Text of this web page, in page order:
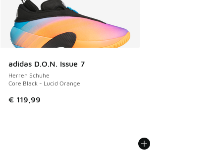
adidas D.O.N. Issue 7
Herren Schuhe
Core Black - Lucid Orange
€ 119,99